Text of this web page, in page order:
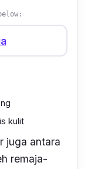
kulit
juga antara
remaja-